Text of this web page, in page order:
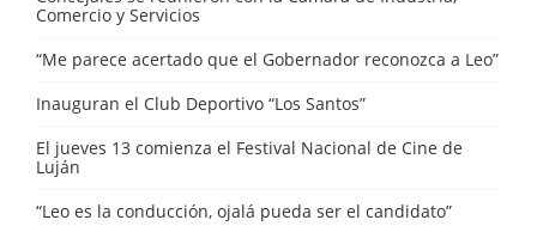
Comercio y Servicios
“Me parece acertado que el Gobernador reconozca a Leo”
Inauguran el Club Deportivo “Los Santos”
El jueves 13 comienza el Festival Nacional de Cine de
Luján
“Leo es la conducción, ojalá pueda ser el candidato”